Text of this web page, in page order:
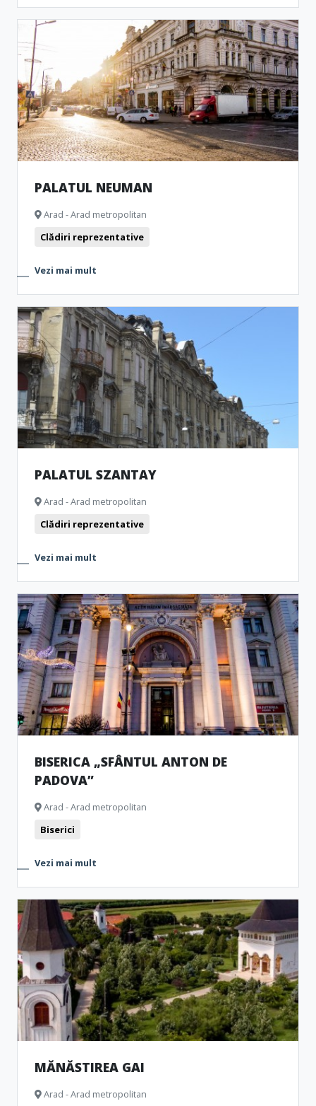
PALATUL NEUMAN
Arad - Arad metropolitan
Clădiri reprezentative
Vezi mai mult
PALATUL SZANTAY
Arad - Arad metropolitan
Clădiri reprezentative
Vezi mai mult
BISERICA „SFÂNTUL ANTON DE
PADOVA”
Arad - Arad metropolitan
Biserici
Vezi mai mult
MĂNĂSTIREA GAI
Arad - Arad metropolitan